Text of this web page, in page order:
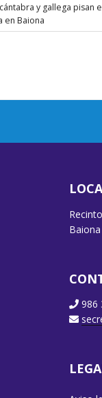
y gallega pisan
en Baiona
Baiona
986